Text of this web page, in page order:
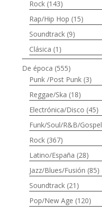
Rock (143)
Rap/Hip Hop (15)
Soundtrack (9)
Clásica (1)
De época (555)
Punk /Post Punk (3)
Reggae/Ska (18)
Electrónica/Disco (45)
Funk/Soul/R&B/Gospel
Rock (367)
Latino/España (28)
Jazz/Blues/Fusión (85)
Soundtrack (21)
Pop/New Age (120)